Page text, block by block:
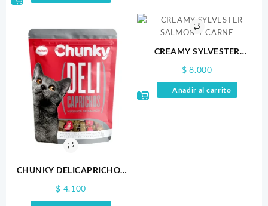
CHUNKY DELICAPRICHOS
$ 4.100
CREAMY SYLVESTER
$ 8.000
Añadir al carrito